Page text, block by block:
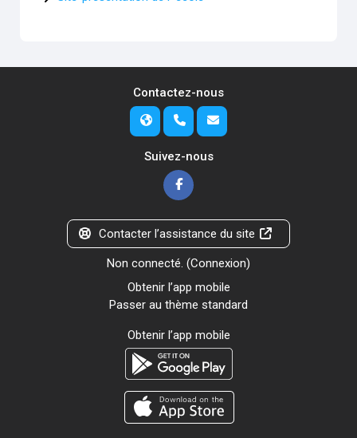
Contactez-nous
Suivez-nous
Contacter l’assistance du site
Non connecté. (Connexion)
Obtenir l’app mobile
Passer au thème standard
Obtenir l’app mobile